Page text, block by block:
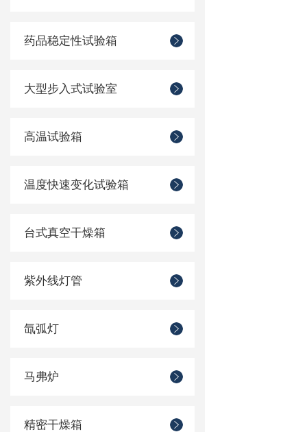
药品稳定性试验箱
大型步入式试验室
高温试验箱
温度快速变化试验箱
台式真空干燥箱
紫外线灯管
氙弧灯
马弗炉
精密干燥箱